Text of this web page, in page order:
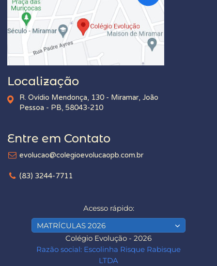
Localização
R. Ovídio Mendonça, 130 - Miramar, João
Pessoa - PB, 58043-210
Entre em Contato
evolucao@colegioevolucaopb.com.br
(83) 3244-7711
Colégio Evolução - 2026
Razão social: Escolinha Risque Rabisque
LTDA
Acesso rápido:
MATRÍCULAS 2026